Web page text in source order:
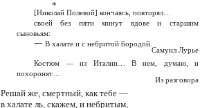
*
[Николай Полевой] кончаясь, повторял…
своей без пяти минут вдове и старшим
сыновьям:
— В халате и с небритой бородой.
Самуил Лурье
Костюм — из Италии… В нем, думаю, и
похоронят…
Из разговора
Решай же, смертный, как тебе —
в халате ль, скажем, и небритым,